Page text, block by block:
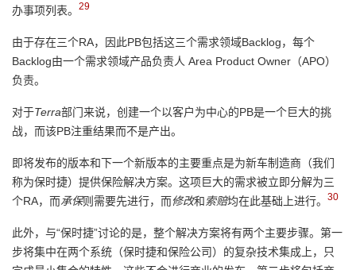
办事项列表。 29
由于存在三个RA，因此PB包括这三个需求领域Backlog，每个
Backlog由一个需求领域产品负责人 Area Product Owner（APO）
负责。
对于Terra部门来说，创建一个以客户为中心的PB是一个巨大的挑
战，而该PB注重结果而不是产出。
即将发布的版本和下一个新版本的主要重点是为新车制造商（我们
称为保时捷）提供保险解决方案。这项巨大的需求被立即分解为三
个RA，而承保则需要先进行，而修改和索赔均在此基础上进行。 30
此外，与“保时捷”讨论的是，整个解决方案将有两个主要步骤。第一
步将集中在两个系统（保时捷和保险公司）的复杂技术集成上，只